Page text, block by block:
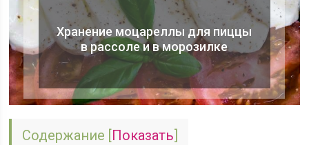
Хранение моцареллы для пиццы
в рассоле и в морозилке
Содержание Показать